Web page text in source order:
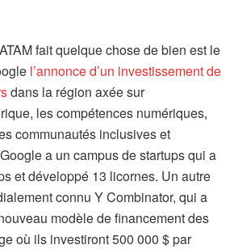
fait quelque chose de bien est le
l’annonce d’un investissement de
dans la région axée sur
les compétences numériques,
communautés inclusives et
a un campus de startups qui a
et développé 13 licornes. Un autre
connu Y Combinator, qui a
modèle de financement des
où ils investiront 500 000 $ par